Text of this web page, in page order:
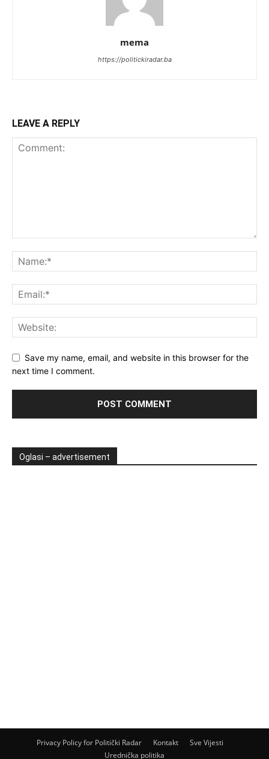
mema
https://politickiradar.ba
LEAVE A REPLY
Save my name, email, and website in this browser for the
next time I comment.
Oglasi – advertisement
Privacy Policy for Politički Radar Kontakt
Sve Vijesti
Urednička politika